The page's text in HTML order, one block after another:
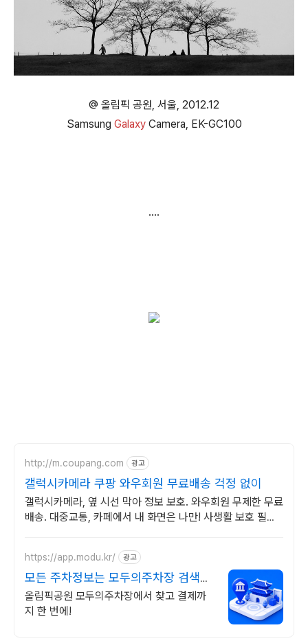
@ 올림픽 공원, 서울, 2012.12
Samsung Galaxy Camera, EK-GC100
....
http://m.coupang.com 광고
갤럭시카메라 쿠팡 와우회원 무료배송 걱정 없이
갤럭시카메라, 옆 시선 막아 정보 보호. 와우회원 무제한 무료
배송. 대중교통, 카페에서 내 화면은 나만! 사생활 보호 필름
https://app.modu.kr/ 광고
모든 주차정보는 모두의주차장 검색부
터 결제까지 한번에!
올림픽공원 모두의주차장에서 찾고 결제까
지 한 번에!